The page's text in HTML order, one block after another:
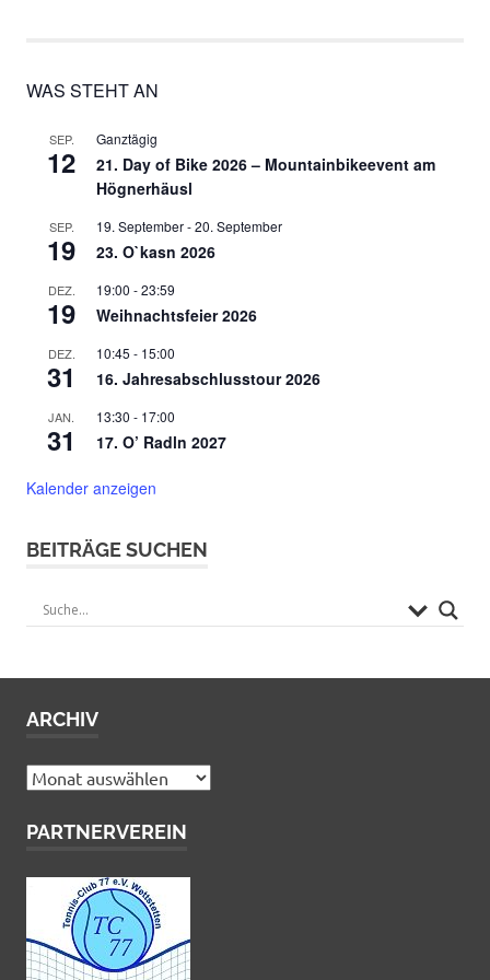
WAS STEHT AN
SEP.
12
Ganztägig
21. Day of Bike 2026 – Mountainbikeevent am
Högnerhäusl
SEP.
19
19. September-20. September
23. O`kasn 2026
DEZ.
19
19:00 -23:59
Weihnachtsfeier 2026
DEZ.
31
10:45 - 15:00
16. Jahresabschlusstour 2026
JAN.
31
13:30 - 17:00
17. O’ Radln 2027
Kalender anzeigen
BEITRÄGE SUCHEN
ARCHIV
Archiv
PARTNERVEREIN